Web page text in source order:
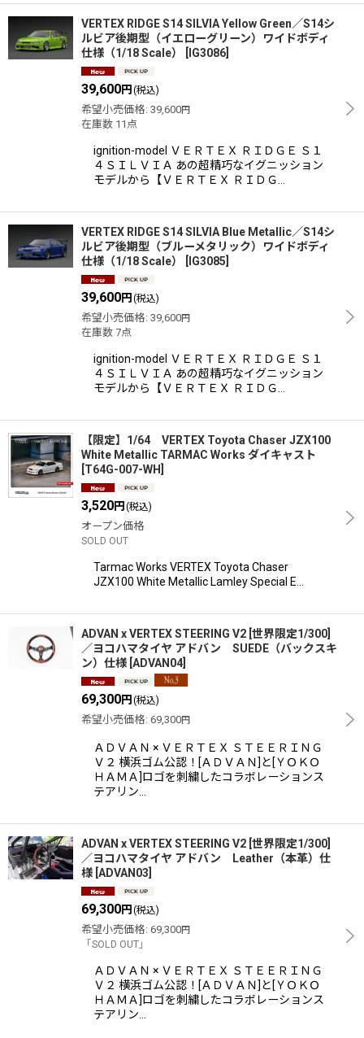
VERTEX RIDGE S14 SILVIA Yellow Green／S14シ
ルビア後期型（イエローグリーン）ワイドボディ
仕様（1/18 Scale）
IG3086
39,600円 (税込)
希望小売価格: 39,600円
在庫数 11点
ignition-model ＶＥＲＴＥＸ ＲＩＤＧＥ Ｓ１
４ＳＩＬＶＩＡ あの超精巧なイグニッション
モデルから【ＶＥＲＴＥＸ ＲＩＤＧ…
VERTEX RIDGE S14 SILVIA Blue Metallic／S14シ
ルビア後期型（ブルーメタリック）ワイドボディ
仕様（1/18 Scale）
IG3085
39,600円 (税込)
希望小売価格: 39,600円
在庫数 7点
ignition-model ＶＥＲＴＥＸ ＲＩＤＧＥ Ｓ１
４ＳＩＬＶＩＡ あの超精巧なイグニッション
モデルから【ＶＥＲＴＥＸ ＲＩＤＧ…
【限定】1/64 VERTEX Toyota Chaser JZX100
White Metallic TARMAC Works ダイキャスト
T64G-007-WH
3,520円 (税込)
オープン価格
SOLD OUT
Tarmac Works VERTEX Toyota Chaser
JZX100 White Metallic Lamley Special E…
ADVAN x VERTEX STEERING V2 [世界限定1/300]
／ヨコハマタイヤ アドバン SUEDE（バックスキ
ン）仕様 ADVAN04
69,300円 (税込)
希望小売価格: 69,300円
ＡＤＶＡＮ × ＶＥＲＴＥＸ ＳＴＥＥＲＩＮＧ
Ｖ２ 横浜ゴム公認！[ＡＤＶＡＮ]と[ＹＯＫＯ
ＨＡＭＡ]ロゴを刺繍したコラボレーションス
テアリン…
ADVAN x VERTEX STEERING V2 [世界限定1/300]
／ヨコハマタイヤ アドバン Leather（本革）仕
様 ADVAN03
69,300円 (税込)
希望小売価格: 69,300円
「SOLD OUT」
ＡＤＶＡＮ × ＶＥＲＴＥＸ ＳＴＥＥＲＩＮＧ
Ｖ２ 横浜ゴム公認！[ＡＤＶＡＮ]と[ＹＯＫＯ
ＨＡＭＡ]ロゴを刺繍したコラボレーションス
テアリン…